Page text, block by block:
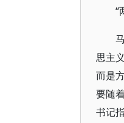
“
思主
而是
要随
书记